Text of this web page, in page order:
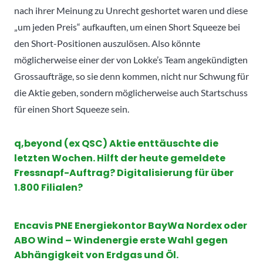
nach ihrer Meinung zu Unrecht geshortet waren und diese
„um jeden Preis“ aufkauften, um einen Short Squeeze bei
den Short-Positionen auszulösen. Also könnte
möglicherweise einer der von Lokke’s Team angekündigten
Grossaufträge, so sie denn kommen, nicht nur Schwung für
die Aktie geben, sondern möglicherweise auch Startschuss
für einen Short Squeeze sein.
q,beyond (ex QSC) Aktie enttäuschte die
letzten Wochen. Hilft der heute gemeldete
Fressnapf-Auftrag? Digitalisierung für über
1.800 Filialen?
Encavis PNE Energiekontor BayWa Nordex oder
ABO Wind – Windenergie erste Wahl gegen
Abhängigkeit von Erdgas und Öl.